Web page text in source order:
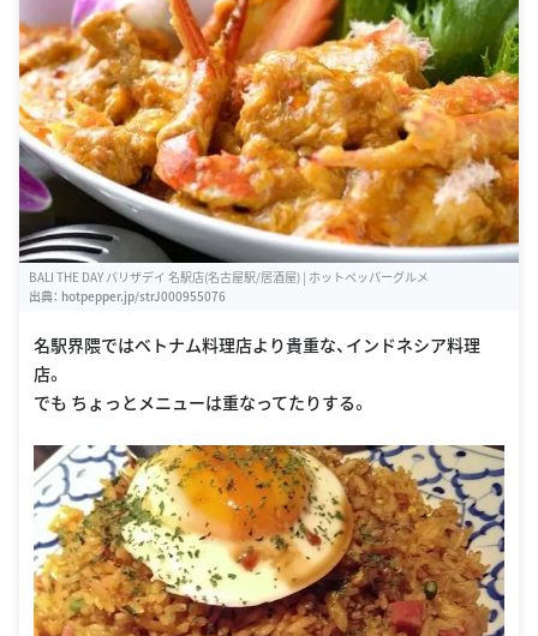
BALI THE DAY バリザデイ 名駅店(名古屋駅/居酒屋) | ホットペッパーグルメ
出典： hotpepper.jp/strJ000955076
名駅界隈ではベトナム料理店より貴重な、インドネシア料理
店。
でも ちょっとメニューは重なってたりする。